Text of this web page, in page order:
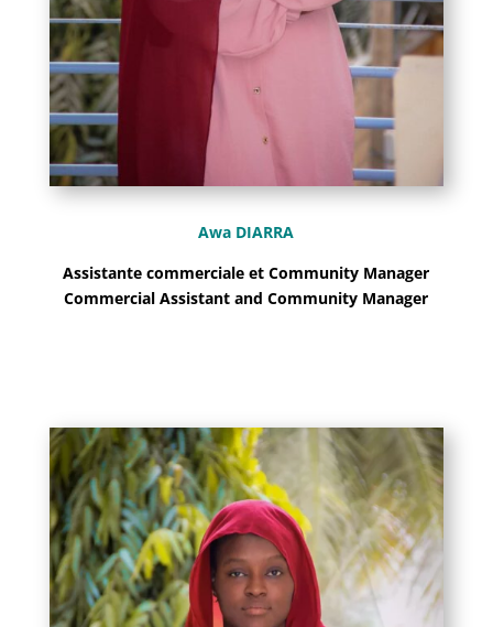
Awa DIARRA
Assistante commerciale et Community Manager
Commercial Assistant and Community Manager